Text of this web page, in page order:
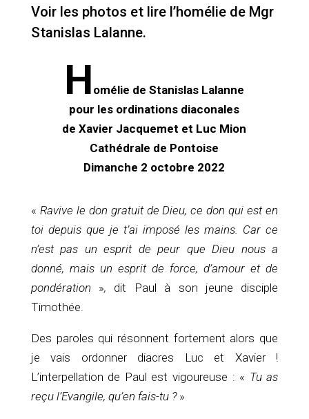
Voir les photos et lire l’homélie de Mgr
Stanislas Lalanne.
H omélie de Stanislas Lalanne
pour les ordinations diaconales
de Xavier Jacquemet et Luc Mion
Cathédrale de Pontoise
Dimanche 2 octobre 2022
« Ravive le don gratuit de Dieu, ce don qui est en
toi depuis que je t’ai imposé les mains. Car ce
n’est pas un esprit de peur que Dieu nous a
donné, mais un esprit de force, d’amour et de
pondération », dit Paul à son jeune disciple
Timothée.
Des paroles qui résonnent fortement alors que
je vais ordonner diacres Luc et Xavier !
L’interpellation de Paul est vigoureuse : « Tu as
reçu l’Evangile, qu’en fais-tu ?»